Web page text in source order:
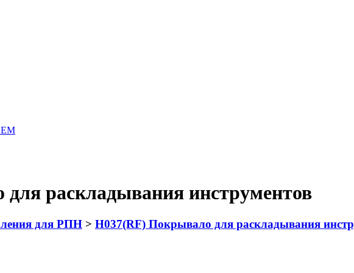
раскладывания инструментов
для РПН > Н037(RF) Покрывало для раскладывания